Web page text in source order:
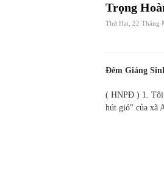
Trọng
Thứ Hai, 22 Tháng
Đêm Giáng
( HNPĐ ) 1. Tôi
hút gió" của xã